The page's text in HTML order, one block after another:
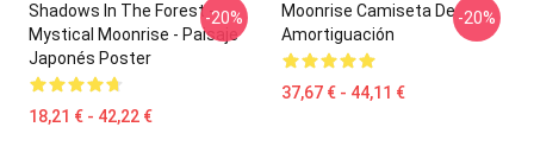
Shadows In The Forest -
Mystical Moonrise - Paisaje
Japonés Poster
18,21 € - 42,22 €
-20%
Moonrise Camiseta De
Amortiguación
37,67 € - 44,11 €
-20%